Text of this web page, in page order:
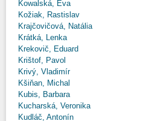
Kowalská, Eva
Kožiak, Rastislav
Krajčovičová, Natália
Krátká, Lenka
Krekovič, Eduard
Krištof, Pavol
Krivý, Vladimír
Kšiňan, Michal
Kubis, Barbara
Kucharská, Veronika
Kudláč, Antonín